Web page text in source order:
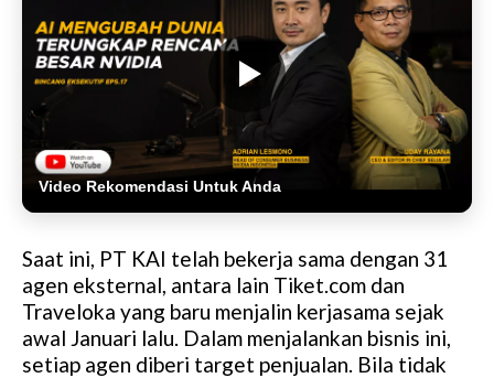
Video Rekomendasi Untuk Anda
Saat ini, PT KAI telah bekerja sama dengan 31
agen eksternal, antara lain Tiket.com dan
Traveloka yang baru menjalin kerjasama sejak
awal Januari lalu. Dalam menjalankan bisnis ini,
setiap agen diberi target penjualan. Bila tidak